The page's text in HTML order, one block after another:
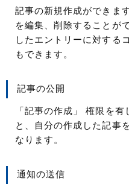
記事の新規作成ができま
を編集、削除することが
したエントリーに対する
もできます。
記事の公開
「記事の作成」 権限を
と、自分の作成した記事
なります。
通知の送信